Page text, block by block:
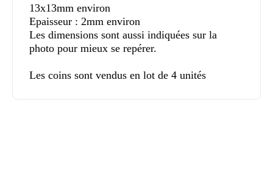
13x13mm environ
Epaisseur : 2mm environ
Les dimensions sont aussi indiquées sur la
photo pour mieux se repérer.
Les coins sont vendus en lot de 4 unités